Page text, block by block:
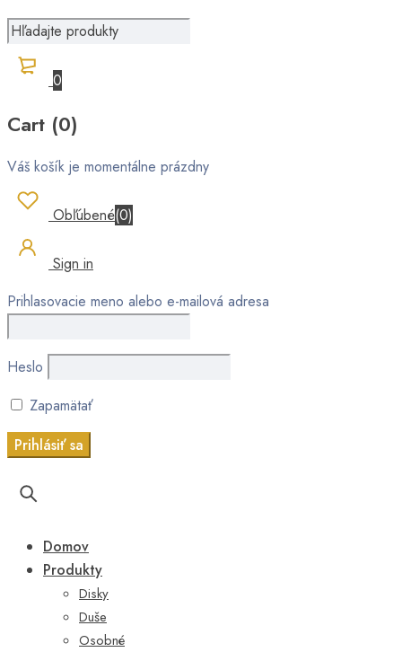
0
Cart (0)
Váš košík je momentálne prázdny
Obľúbené(0)
Sign in
Prihlasovacie meno alebo e-mailová adresa
Heslo
Zapamätať
Domov
Produkty
Disky
Duše
Osobné